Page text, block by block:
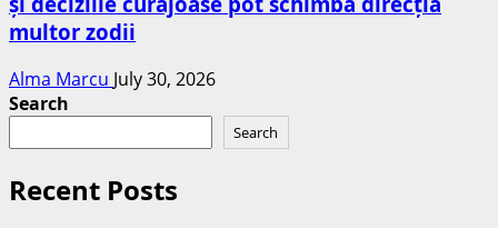
multor zodii
Alma Marcu July 30, 2026
Search
Search
Recent Posts